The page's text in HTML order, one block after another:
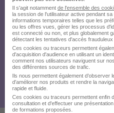
Il s'agit notamment de l'ensemble des
la session de l'utilisateur active pendant
informations temporaires telles que les
ou les offres vues, gérer les processus
est connecté ou non, et plus globalement
détectant les tentatives d'accès
Ces cookies ou traceurs permettent
d'acquisition d'audience en utilisant un
comment nos utilisateurs naviguent sur
des différentes sources de trafic.
Ils nous permettent également d’observer
d'améliorer nos produits et rendre la
rapide et fluide.
Ces cookies ou traceurs permettent enfin
consultation et d'effectuer une
de formations proposées.